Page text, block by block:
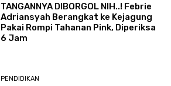
TANGANNYA DIBORGOL NIH..! Febrie
Adriansyah Berangkat ke Kejagung
Pakai Rompi Tahanan Pink, Diperiksa
6 Jam
PENDIDIKAN